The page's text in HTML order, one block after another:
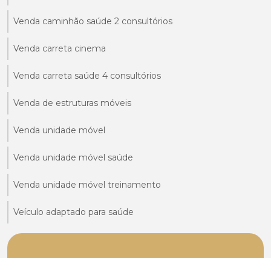
Venda caminhão saúde 2 consultórios
Venda carreta cinema
Venda carreta saúde 4 consultórios
Venda de estruturas móveis
Venda unidade móvel
Venda unidade móvel saúde
Venda unidade móvel treinamento
Veículo adaptado para saúde